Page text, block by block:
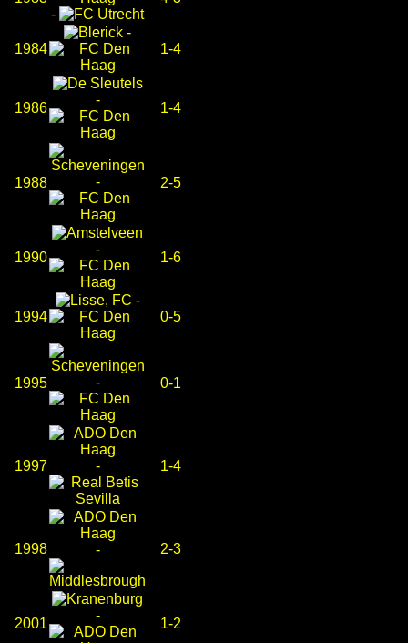
-
1984
-
1-4
1986
-
1-4
1988 - 2-5
1990
-
1-6
1994
-
0-5
1995 - 0-1
1997 - 1-4
1998 - 2-3
2001
-
1-2